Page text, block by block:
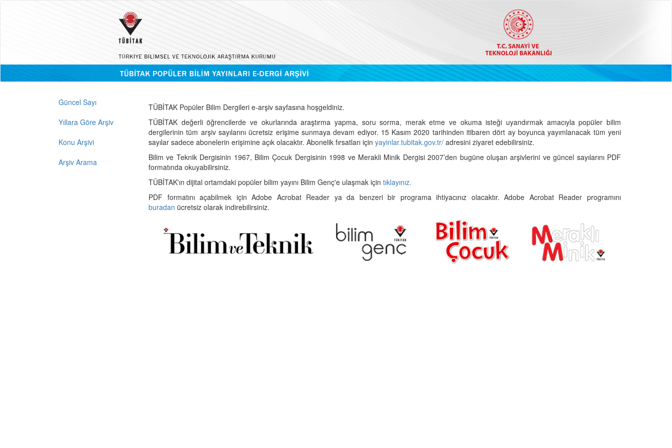
Güncel Sayı
Yıllara Göre Arşiv
Konu Arşivi
Arşiv Arama
TÜBİTAK Popüler Bilim Dergileri e-arşiv sayfasına hoşgeldiniz.
TÜBİTAK değerli öğrencilerde ve okurlarında araştırma yapma, soru sorma, merak etme ve okuma isteği uyandırmak amacıyla popüler bilim
dergilerinin tüm arşiv sayılarını ücretsiz erişime sunmaya devam ediyor. 15 Kasım 2020 tarihinden itibaren dört ay boyunca yayımlanacak tüm yeni
sayılar sadece abonelerin erişimine açık olacaktır. Abonelik fırsatları için yayinlar.tubitak.gov.tr/ adresini ziyaret edebilirsiniz.
Bilim ve Teknik Dergisinin 1967, Bilim Çocuk Dergisinin 1998 ve Merakli Minik Dergisi 2007’den bugüne oluşan arşivlerini ve güncel sayılarını PDF
formatında okuyabilirsiniz.
TÜBİTAK'ın dijital ortamdaki popüler bilim yayını Bilim Genç'e ulaşmak için tıklayınız.
PDF formatını açabilmek için Adobe Acrobat Reader ya da benzeri bir programa ihtiyacınız olacaktır. Adobe Acrobat Reader programını
buradan ücretsiz olarak indirebilirsiniz.